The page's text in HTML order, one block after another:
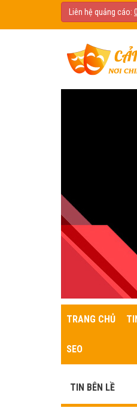
Liên hệ quảng cáo:
TRANG CHỦ
SEO
TIN BÊN LỀ